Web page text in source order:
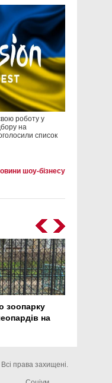
роботу у
на
список
шоу-бізнесу
зоопарку
на
права захищені.